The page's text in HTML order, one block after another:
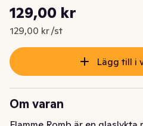
Nuvarande pris är: 129,00 kr
129,00 kr
129,00 kr /st
Styckpris: 129,00 kr /st
Lägg till i
Om varan